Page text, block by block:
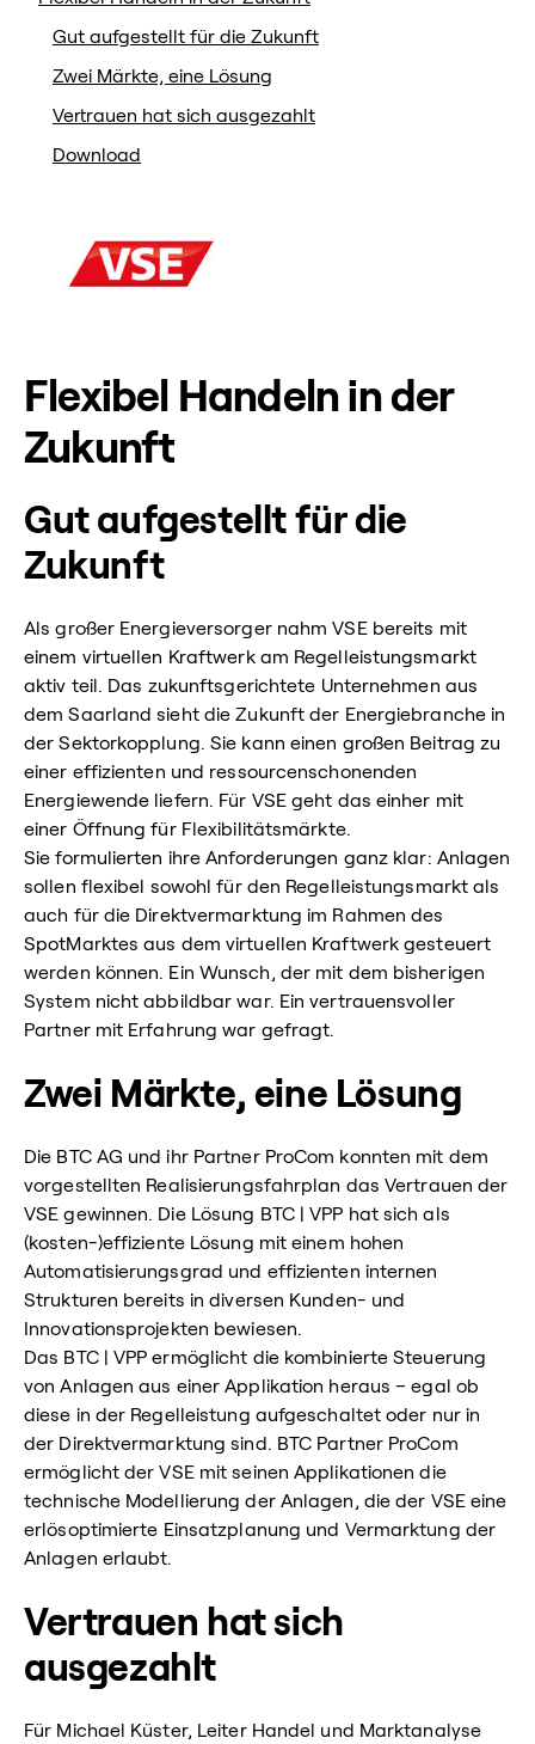
Gut aufgestellt für die Zukunft
Zwei Märkte, eine Lösung
Vertrauen hat sich ausgezahlt
Download
Flexibel Handeln in der
Zukunft
Gut aufgestellt für die
Zukunft
Als großer Energieversorger nahm VSE bereits mit
einem virtuellen Kraftwerk am Regelleistungsmarkt
aktiv teil. Das zukunftsgerichtete Unternehmen aus
dem Saarland sieht die Zukunft der Energiebranche in
der Sektorkopplung. Sie kann einen großen Beitrag zu
einer effizienten und ressourcenschonenden
Energiewende liefern. Für VSE geht das einher mit
einer Öffnung für Flexibilitätsmärkte.
Sie formulierten ihre Anforderungen ganz klar: Anlagen
sollen flexibel sowohl für den Regelleistungsmarkt als
auch für die Direktvermarktung im Rahmen des
SpotMarktes aus dem virtuellen Kraftwerk gesteuert
werden können. Ein Wunsch, der mit dem bisherigen
System nicht abbildbar war. Ein vertrauensvoller
Partner mit Erfahrung war gefragt.
Zwei Märkte, eine Lösung
Die BTC AG und ihr Partner ProCom konnten mit dem
vorgestellten Realisierungsfahrplan das Vertrauen der
VSE gewinnen. Die Lösung BTC | VPP hat sich als
(kosten-)effiziente Lösung mit einem hohen
Automatisierungsgrad und effizienten internen
Strukturen bereits in diversen Kunden- und
Innovationsprojekten bewiesen.
Das BTC | VPP ermöglicht die kombinierte Steuerung
von Anlagen aus einer Applikation heraus – egal ob
diese in der Regelleistung aufgeschaltet oder nur in
der Direktvermarktung sind. BTC Partner ProCom
ermöglicht der VSE mit seinen Applikationen die
technische Modellierung der Anlagen, die der VSE eine
erlösoptimierte Einsatzplanung und Vermarktung der
Anlagen erlaubt.
Vertrauen hat sich
ausgezahlt
Für Michael Küster, Leiter Handel und Marktanalyse